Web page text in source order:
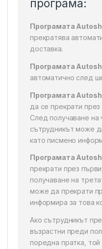
програма:
Програмата
прекратява
доставка.
Програмата
автоматично след
Програмата
да се прекрати
След получаване на
сътрудникът може
като писмено
Програмата
прекрати през
получаване на
може да прекрати
информира за това
Ако сътрудникът
възрастни преди
поредна пратка,